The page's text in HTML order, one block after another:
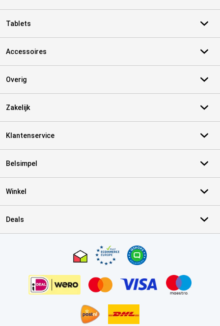
Tablets
Accessoires
Overig
Zakelijk
Klantenservice
Belsimpel
Winkel
Deals